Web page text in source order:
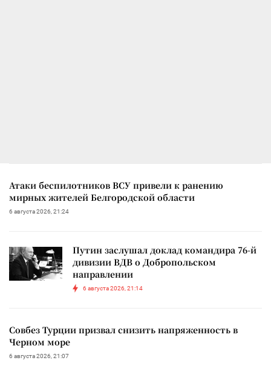
Атаки беспилотников ВСУ привели к ранению
мирных жителей Белгородской области
6 августа 2026, 21:24
Путин заслушал доклад командира 76-й
дивизии ВДВ о Добропольском
направлении
6 августа 2026, 21:14
Совбез Турции призвал снизить напряженность в
Черном море
6 августа 2026, 21:07